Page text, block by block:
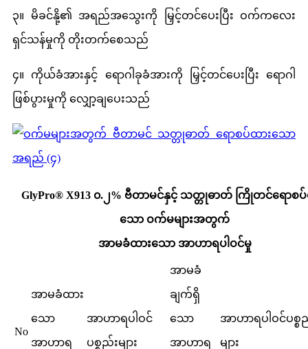
၃။ မိခင်နို့၏ အရည်အသွေးကို မြှင့်တင်ပေးပြီး ဝက်ကလေး
ရှင်သန်မှုကို တိုးတက်စေသည်
၄။ ကိုယ်ခံအားနှင့် ရောဂါခုခံအားကို မြှင့်တင်ပေးပြီး ရောဂါ
ဖြစ်ပွားမှုကို လျှော့ချပေးသည်
GlyPro® X913 ၀.၂% ဗီတာမင်နှင့် သတ္တုဓာတ် ကြိုတင်ရောစ
သော ဝက်မများအတွက်
အာမခံထားသော အာဟာရပါဝင်မှု
No
အာမခံထား
သော
အာဟာရ
အာဟာရပါဝင်
ပစ္စည်းများ
အာမခံ
ချက်ရှိ
သော
အာဟာရ
အာဟာရပါဝင်ပစ္စ
များ